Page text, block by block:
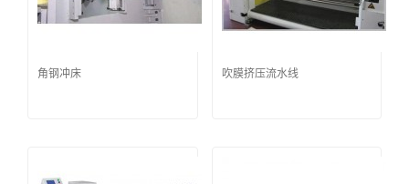
角钢冲床 吹膜挤压流水线